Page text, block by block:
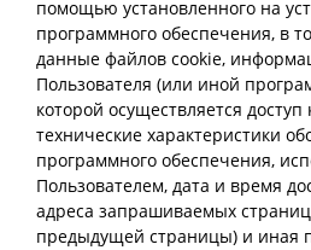
помощью установленного на
программного обеспечения, в
данные файлов cookie,
Пользователя (или иной
которой осуществляется доступ
технические характеристики
программного обеспечения,
Пользователем, дата и время
адреса запрашиваемых
предыдущей страницы) и иная